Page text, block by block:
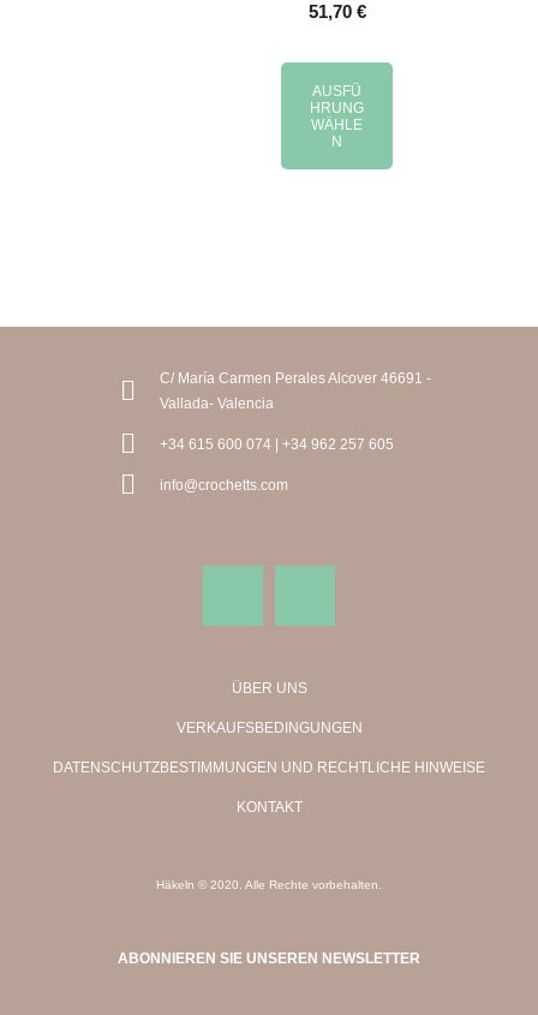
51,70 €
AUSFÜ
HRUNG
WÄHLE
N
C/ María Carmen Perales Alcover 46691 -
Vallada- Valencia
+34 615 600 074 | +34 962 257 605
info@crochetts.com
ÜBER UNS
VERKAUFSBEDINGUNGEN
DATENSCHUTZBESTIMMUNGEN UND RECHTLICHE HINWEISE
KONTAKT
Häkeln © 2020. Alle Rechte vorbehalten.
ABONNIEREN SIE UNSEREN NEWSLETTER